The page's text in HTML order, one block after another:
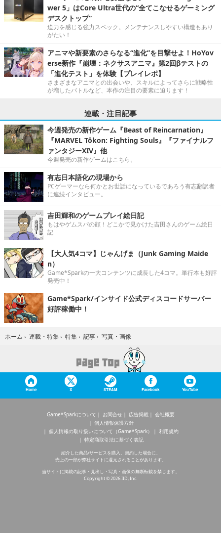
wer 5」はCore Ultra世代の“全てこなせるゲーミング
デスクトップ”
迫力を感じる強力スペック。メンテナンスしやすい構造もあり
がたい！
アニマや新要素のさらなる“進化”を目撃せよ！HoYov
erse新作『崩壊：ネクサスアニマ』第2回βテストの
「進化テスト」を体験【プレイレポ】
さまざまなアニマとの出会いや、スキルによってさらに戦略性
が増したバトルなど、本作の注目の要素に迫ります！
連載・注目記事
今週発売の新作ゲーム『Beast of Reincarnation』
『MARVEL Tōkon: Fighting Souls』『ファイナルフ
ァンタジーXIV』他
今週発売の新作ゲームはこちら。
有志日本語化の現場から
PCゲーマーなら何かとお世話になっているであろう有志翻訳者
に連続インタビュー。
吉田輝和のゲームプレイ絵日記
もはやゲムスパの顔！どこかで見かけた吉田さんのゲーム絵日
記
【大人気4コマ】じゃんげま（Junk Gaming Maide
n）
Game*Sparkの一大コンテンツに成長した4コマ。単行本も好評
発売中！
Game*Spark/インサイド公式ディスコードサーバー
好評稼働中！
ホーム › 連載・特集 › 特集 › 記事 › 写真・画像
Home X STEAM Facebook YouTube
Game*Sparkについて お問合せ 広告掲載
会社概要
個人情報保護方針
個人情報の取り扱いについて（Game*Spark）
利用規約
特定商取引法に基づく表記
紹介した商品/サービスを購入、契約した場合に、
売上の一部が弊社サイトに還元されることがあります。
当サイトに掲載の記事・見出し・写真・画像の無断転載を禁じます。
Copyright © 2026 IID, Inc.